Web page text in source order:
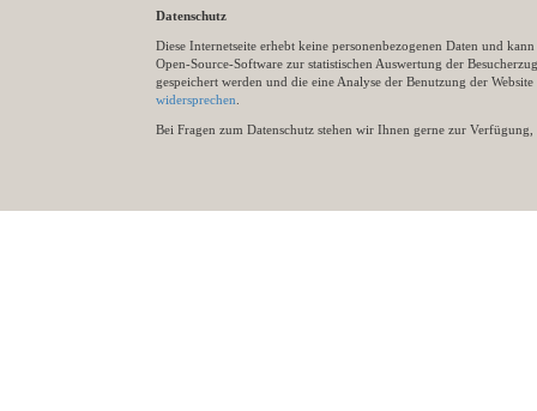
Datenschutz
Diese Internetseite erhebt keine personenbezogenen Daten und
Open-Source-Software zur statistischen Auswertung der
gespeichert werden und die eine Analyse der Benutzung der
widersprechen
Bei Fragen zum Datenschutz stehen wir Ihnen gerne zur